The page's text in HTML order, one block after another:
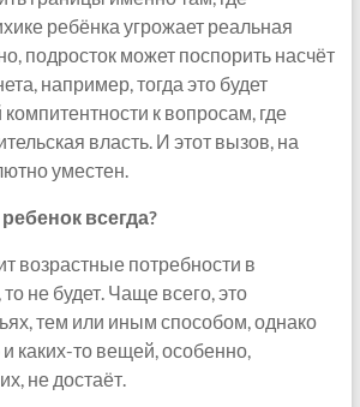
ребёнка угрожает реальная
подросток может поспорить насчёт
например, тогда это будет
к вопросам, где
власть. И этот вызов, на
уместен.
всегда?
возрастные потребности в
не будет. Чаще всего, это
тем или иным способом, однако
и каких-то вещей, особенно,
не достаёт.